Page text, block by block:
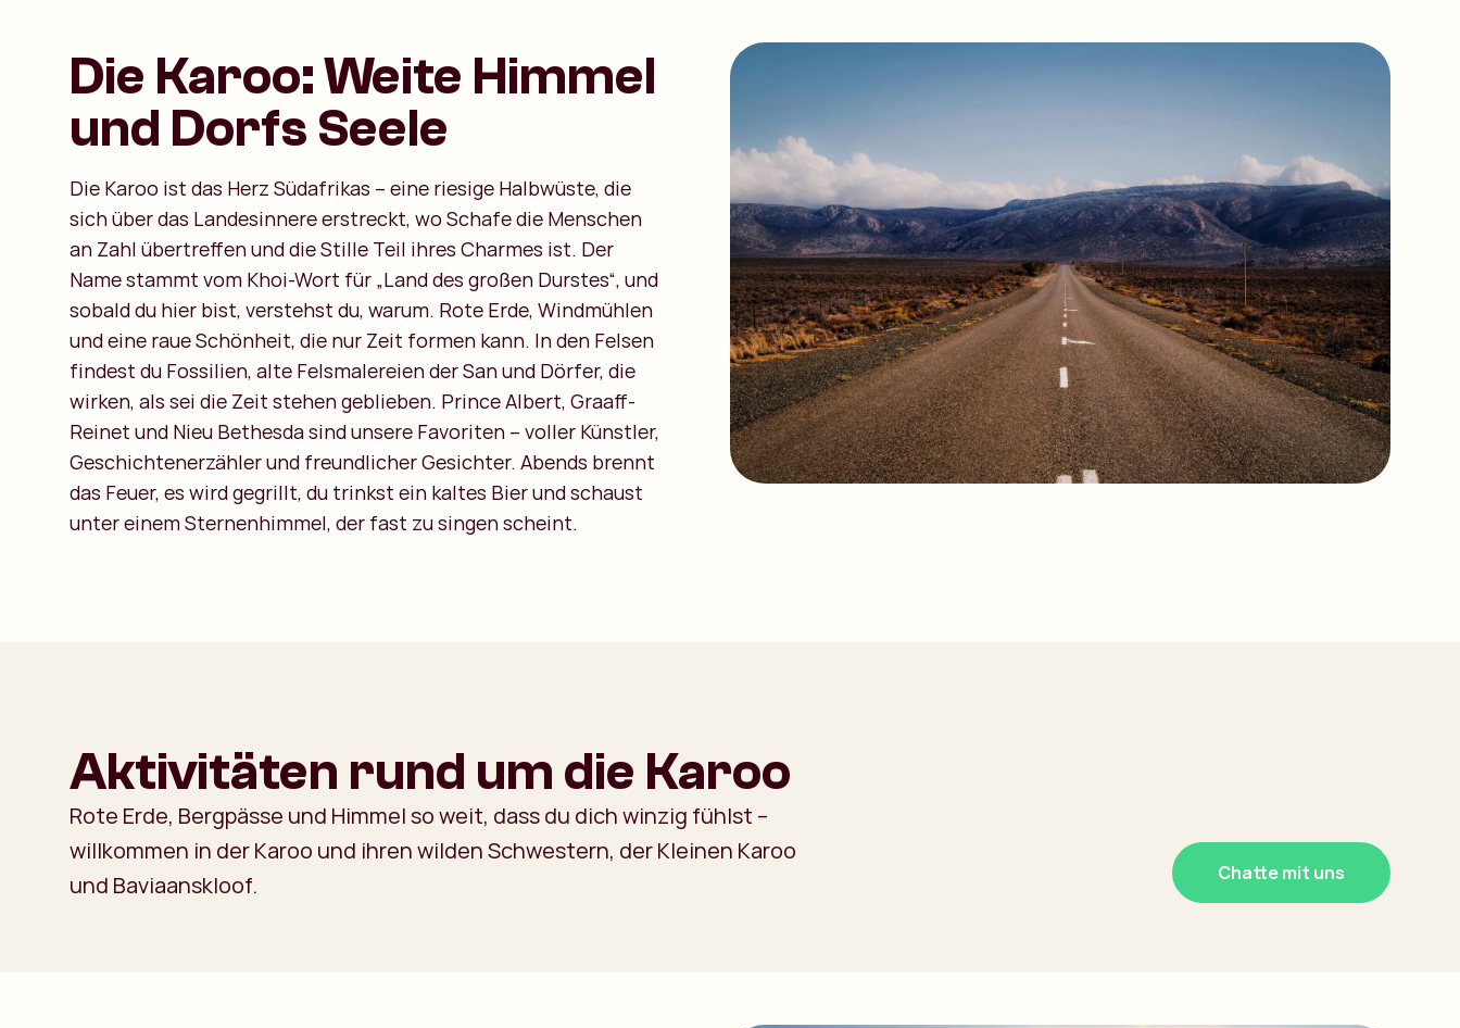
Die Karoo: Weite Himmel
und Dorfs Seele
Die Karoo ist das Herz Südafrikas – eine riesige Halbwüste, die
sich über das Landesinnere erstreckt, wo Schafe die Menschen
an Zahl übertreffen und die Stille Teil ihres Charmes ist. Der
Name stammt vom Khoi-Wort für „Land des großen Durstes“, und
sobald du hier bist, verstehst du, warum. Rote Erde, Windmühlen
und eine raue Schönheit, die nur Zeit formen kann. In den Felsen
findest du Fossilien, alte Felsmalereien der San und Dörfer, die
wirken, als sei die Zeit stehen geblieben. Prince Albert, Graaff-
Reinet und Nieu Bethesda sind unsere Favoriten – voller Künstler,
Geschichtenerzähler und freundlicher Gesichter. Abends brennt
das Feuer, es wird gegrillt, du trinkst ein kaltes Bier und schaust
unter einem Sternenhimmel, der fast zu singen scheint.
Aktivitäten rund um die Karoo
Rote Erde, Bergpässe und Himmel so weit, dass du dich winzig fühlst –
willkommen in der Karoo und ihren wilden Schwestern, der Kleinen Karoo
und Baviaanskloof.
Chatte mit uns